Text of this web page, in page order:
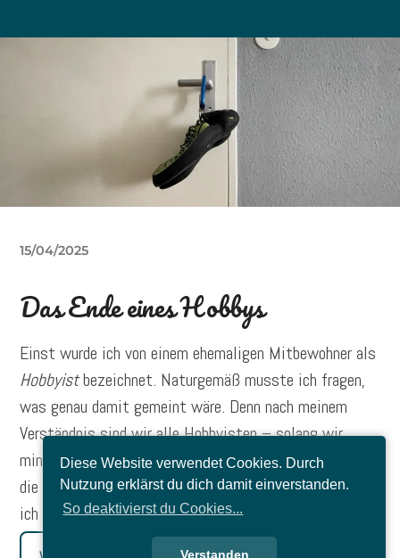
Diese Website verwendet Cookies. Durch
Nutzung erklärst du dich damit einverstanden.
So deaktivierst du Cookies...
Verstanden
15/04/2025
Das Ende eines Hobbys
Einst wurde ich von einem ehemaligen Mitbewohner als
Hobbyistbezeichnet. Naturgemäß musste ich fragen,
was genau damit gemeint wäre. Denn nach meinem
Verständnis sind wir alle Hobbyisten – solang wir
mindestens ein Hobby ausführen. Er bezog sich aber auf
die (für ihn) schier unglaubliche Menge an Hobbys, derer
ich nachgehe. Und damit traf er einen wunden Punkt.